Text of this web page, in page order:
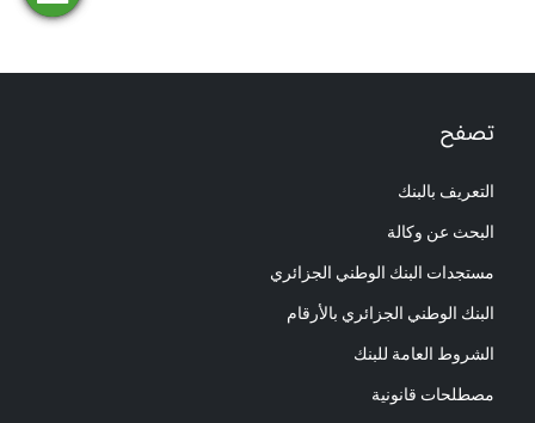
تصفح
التعريف بالبنك
البحث عن وكالة
مستجدات البنك الوطني الجزائري
البنك الوطني الجزائري بالأرقام
الشروط العامة للبنك
مصطلحات قانونية
عن وكالة
تمويل
حساب